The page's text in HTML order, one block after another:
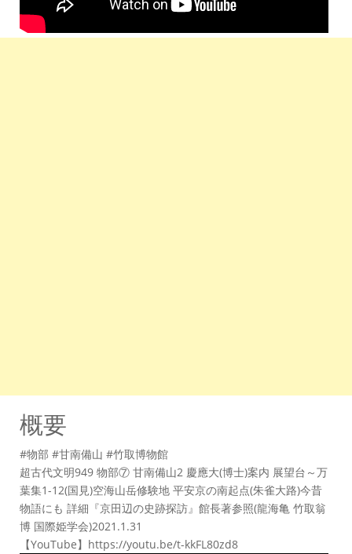
概要
#物部 #甘南備山 #竹取博物館
超古代文明949 物部⑦ 甘南備山2 慶應大(博士)案内 展望台～万
葉集1-12(国見)空海山岳修験地 平安京の南起点(朱雀大路)今昔
物語にも 詳細『京田辺の史跡探訪』館長著参照(龍海亀 竹取翁
博 国際姫学会)2021.1.31
【YouTube】https://youtu.be/t-kkFL80zd8